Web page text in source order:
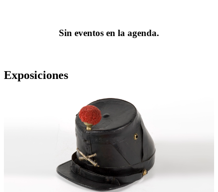
Sin eventos en la agenda.
Exposiciones